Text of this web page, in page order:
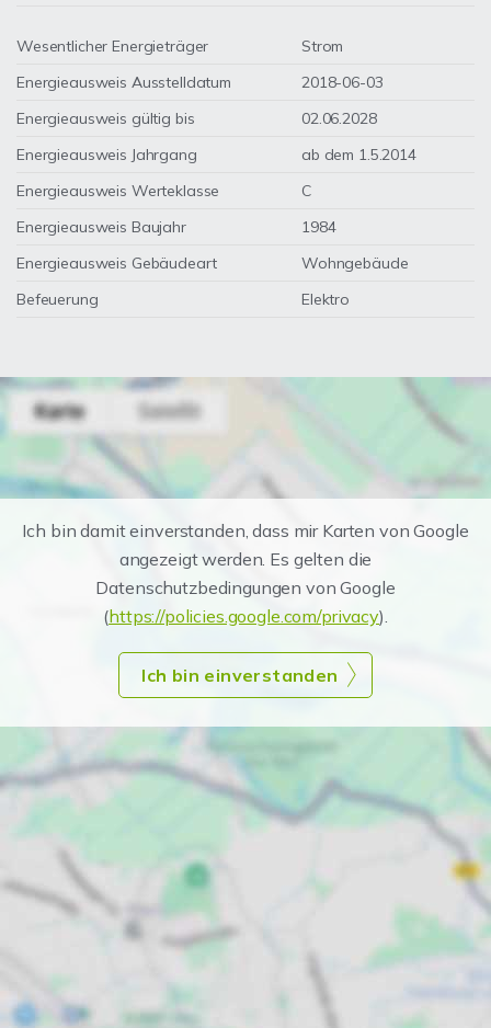
Wesentlicher Energieträger
Strom
Energieausweis Ausstelldatum
2018-06-03
Energieausweis gültig bis
02.06.2028
Energieausweis Jahrgang
ab dem 1.5.2014
Energieausweis Werteklasse
C
Energieausweis Baujahr
1984
Energieausweis Gebäudeart
Wohngebäude
Befeuerung
Elektro
Ich bin damit einverstanden, dass mir Karten von Google
angezeigt werden. Es gelten die
Datenschutzbedingungen von Google
(https://policies.google.com/privacy).
Ich bin einverstanden